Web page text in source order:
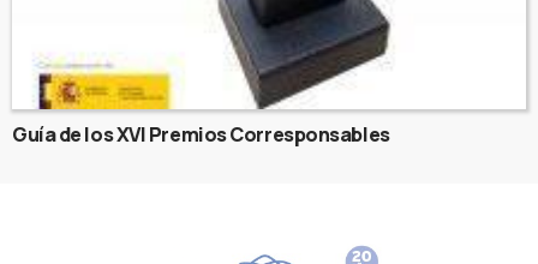
Guía de los XVI Premios Corresponsables